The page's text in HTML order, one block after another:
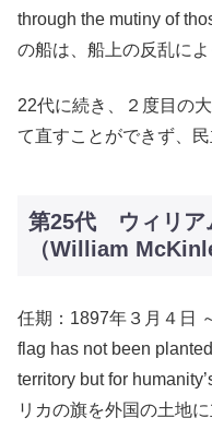
through the mutiny of
の船は、船上の反乱に
22代に続き、２度目の
て直すことができず、
第25代 ウィリア
（William
任期：1897年３月４日
flag has not been
territory but for
リカの旗を外国の土地